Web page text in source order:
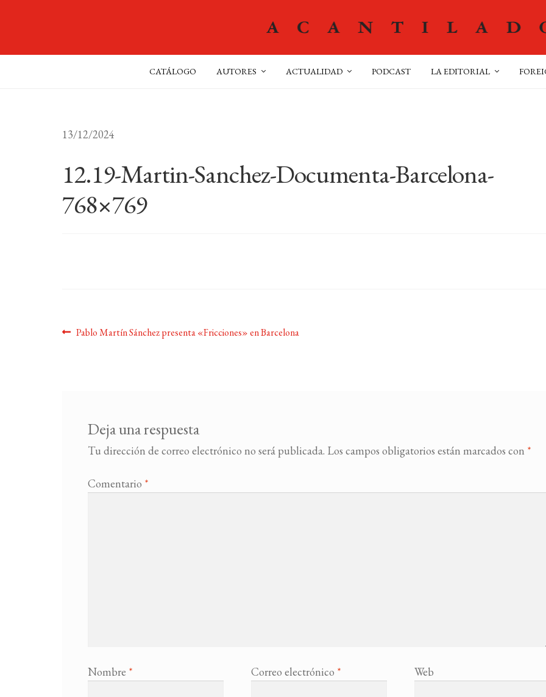
CATÁLOGO AUTORES ACTUALIDAD PODCAST LA EDITORIAL
13/12/2024
12.19-Martin-Sanchez-Documenta-Barcelona-
768×769
Navegación
Anterior:
Pablo Martín Sánchez presenta «Fricciones» en Barcelona
Deja una respuesta
Tu dirección de correo electrónico no será publicada. Los campos obligatorios están marcados con *
Comentario *
Nombre * Correo electrónico * Web